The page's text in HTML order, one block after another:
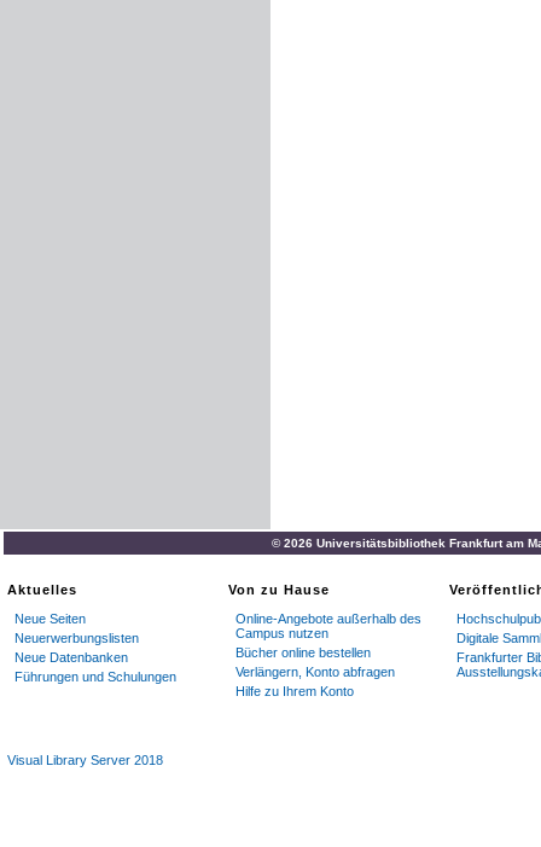
© 2026 Universitätsbibliothek Frankfurt am
Aktuelles
Neue Seiten
Neuerwerbungslisten
Neue Datenbanken
Führungen und Schulungen
Von zu Hause
Online-Angebote außerhalb des
Campus nutzen
Bücher online bestellen
Verlängern, Konto abfragen
Hilfe zu Ihrem Konto
Digitale
Frankfurter
Visual Library Server 2018